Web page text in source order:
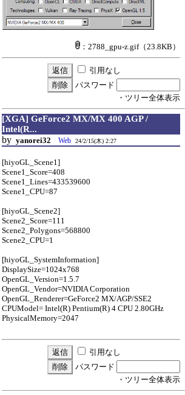
：2788_gpu-z.gif（23.8KB）
引用なし
パスワード
・ツリー全体表示
[XGA] GeForce2 MX/MX 400 AGP /
Intel(R...
by yanorei32 Web 24/2/15(木) 2:27
[hiyoGL_Scene1]
Scene1_Score=408
Scene1_Lines=433539600
Scene1_CPU=87
[hiyoGL_Scene2]
Scene2_Score=111
Scene2_Polygons=568800
Scene2_CPU=1
[hiyoGL_SystemInformation]
DisplaySize=1024x768
OpenGL_Version=1.5.7
OpenGL_Vendor=NVIDIA Corporation
OpenGL_Renderer=GeForce2 MX/AGP/SSE2
CPUModel= Intel(R) Pentium(R) 4 CPU 2.80GHz
PhysicalMemory=2047
引用なし
パスワード
・ツリー全体表示